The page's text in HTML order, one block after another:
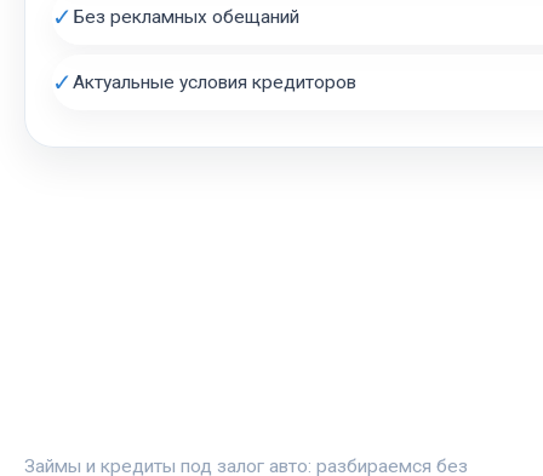
✓ Без рекламных обещаний
✓Актуальные условия кредиторов
Займы и кредиты под залог авто: разбираемся без